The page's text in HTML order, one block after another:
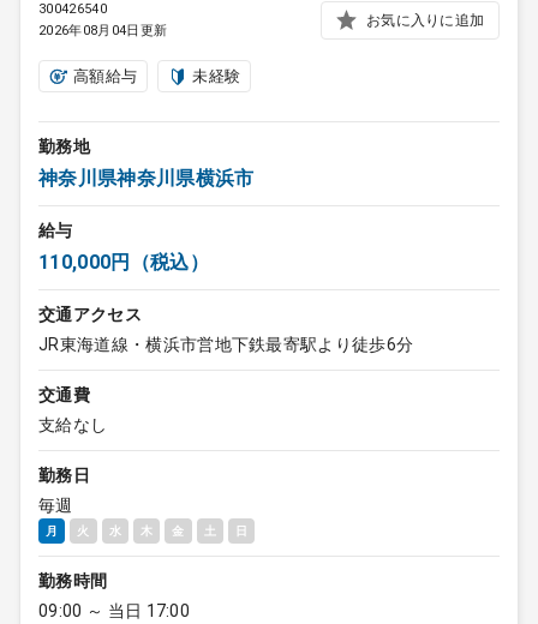
300426540
2026年08月04日更新
お気に入りに追加
高額給与 未経験
勤務地
神奈川県神奈川県横浜市
給与
110,000円（税込）
交通アクセス
JR東海道線・横浜市営地下鉄最寄駅より徒歩6分
交通費
支給なし
勤務日
毎週
月 火 水 木 金 土 日
勤務時間
09:00 ～ 当日 17:00